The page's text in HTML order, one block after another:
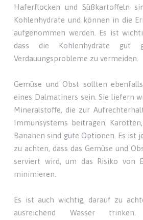
Haferflocken und Süßkartoffeln
Kohlenhydrate und können in die
aufgenommen werden. Es ist
dass die Kohlenhydrate gut
Verdauungsprobleme zu vermeiden.
Gemüse und Obst sollten
eines Dalmatiners sein. Sie liefern
Mineralstoffe, die zur
Immunsystems beitragen.
Bananen sind gute Optionen. Es ist
zu achten, dass das Gemüse und
serviert wird, um das Risiko von
minimieren.
Es ist auch wichtig, darauf zu
ausreichend Wasser